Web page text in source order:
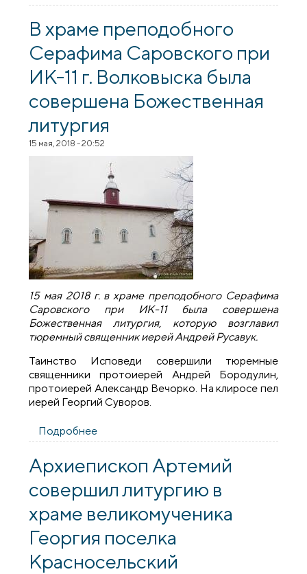
посетили храмы Волковысского
В храме преподобного
Серафима Саровского при
ИК-11 г. Волковыска была
совершена Божественная
литургия
15 мая, 2018 - 20:52
15 мая 2018 г. в храме преподобного Серафима
Саровского при ИК-11 была совершена
Божественная литургия, которую возглавил
тюремный священник иерей Андрей Русавук.
Таинство Исповеди совершили тюремные
священники протоиерей Андрей Бородулин,
протоиерей Александр Вечорко. На клиросе пел
иерей Георгий Суворов.
Подробнее
Саровского при ИК-11 г. Волковыска
была совершена Божественная литургия
Архиепископ Артемий
совершил литургию в
храме великомученика
Георгия поселка
Красносельский